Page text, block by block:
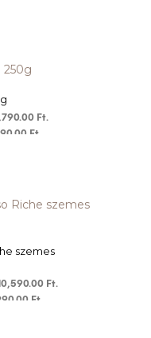
Ft.
Ft.
szemes
Ft.
Ft.